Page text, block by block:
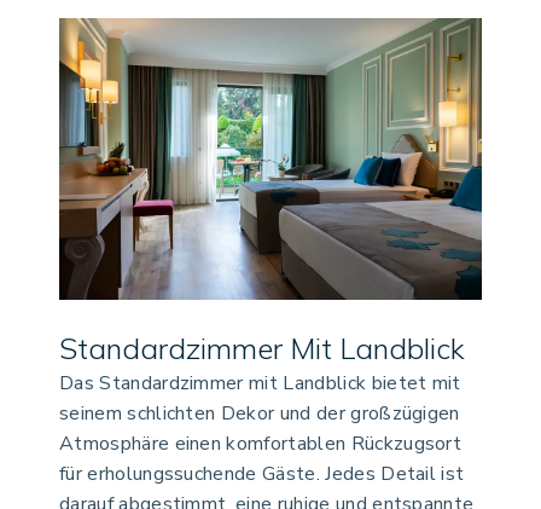
Standardzimmer Mit Landblick
Das Standardzimmer mit Landblick bietet mit
seinem schlichten Dekor und der großzügigen
Atmosphäre einen komfortablen Rückzugsort
für erholungssuchende Gäste. Jedes Detail ist